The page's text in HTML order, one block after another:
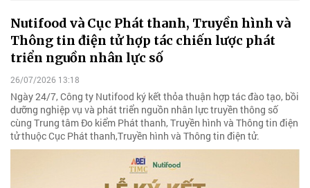
Nutifood và Cục Phát thanh, Truyền hình và
Thông tin điện tử hợp tác chiến lược phát
triển nguồn nhân lực số
26/07/2026 13:18
Ngày 24/7, Công ty Nutifood ký kết thỏa thuận hợp tác đào tạo, bồi
dưỡng nghiệp vụ và phát triển nguồn nhân lực truyền thông số
cùng Trung tâm Đo kiểm Phát thanh, Truyền hình và Thông tin điện
tử thuộc Cục Phát thanh,Truyền hình và Thông tin điện tử.